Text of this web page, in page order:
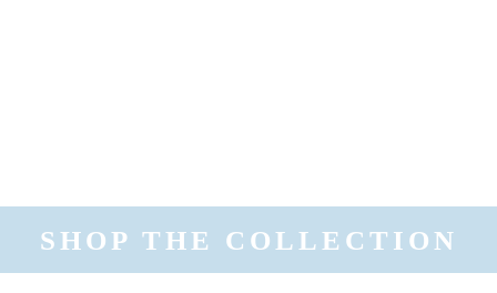
SHOP THE COLLECTION